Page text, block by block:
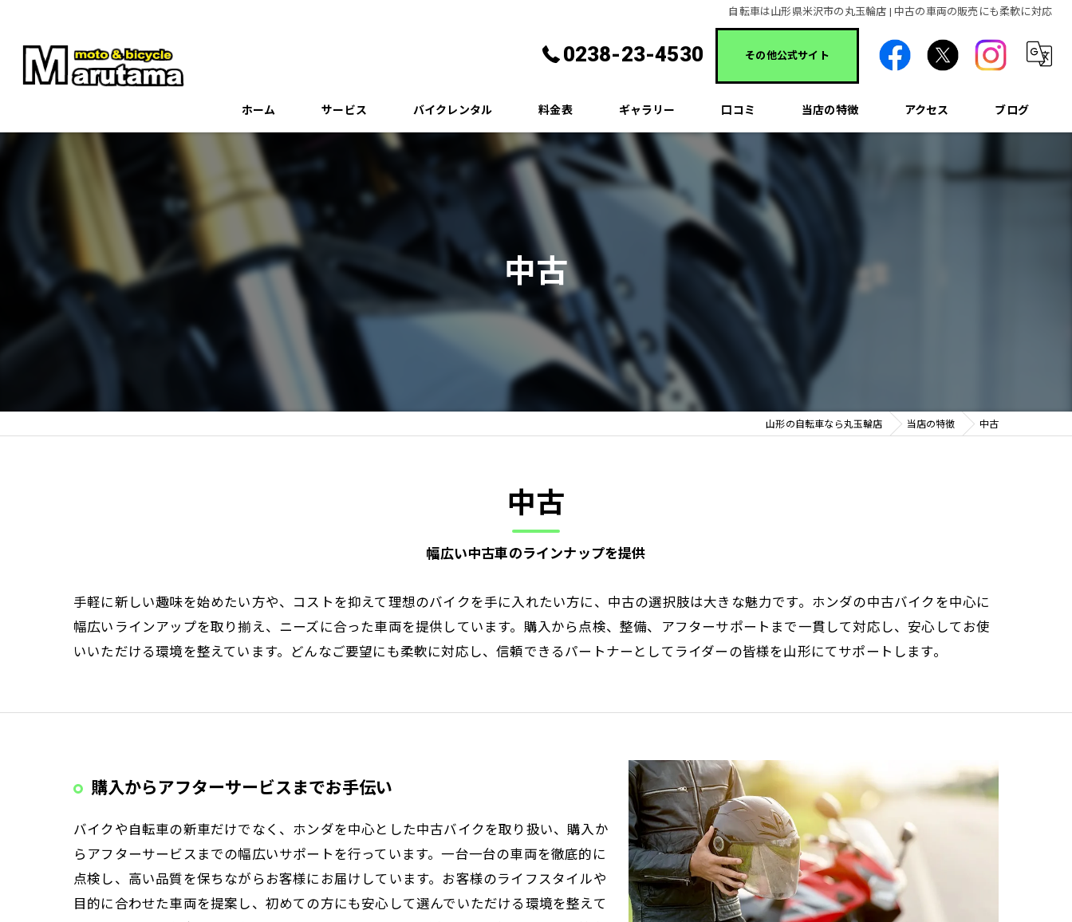
自転車は山形県米沢市の丸玉輪店 | 中古の車両の販売にも柔軟に対応
0238-23-4530 その他公式サイト
ホーム サービス
代表あいさつ
バイクレンタル 料金表 ギャラリー 口コミ 当店の特徴 アクセス ブログ
コラム
中古
山形の自転車なら丸玉輪店 当店の特徴 中古
幅広い中古車のラインナップを提供
中古
手軽に新しい趣味を始めたい方や、コストを抑えて理想のバイクを手に入れたい方に、中古の選択肢は大きな魅力です。ホンダの中古バイクを中心に
幅広いラインアップを取り揃え、ニーズに合った車両を提供しています。購入から点検、整備、アフターサポートまで一貫して対応し、安心してお使
いいただける環境を整えています。どんなご要望にも柔軟に対応し、信頼できるパートナーとしてライダーの皆様を山形にてサポートします。
購入からアフターサービスまでお手伝い
バイクや自転車の新車だけでなく、ホンダを中心とした中古バイクを取り扱い、購入か
らアフターサービスまでの幅広いサポートを行っています。一台一台の車両を徹底的に
点検し、高い品質を保ちながらお客様にお届けしています。お客様のライフスタイルや
目的に合わせた車両を提案し、初めての方にも安心して選んでいただける環境を整えて